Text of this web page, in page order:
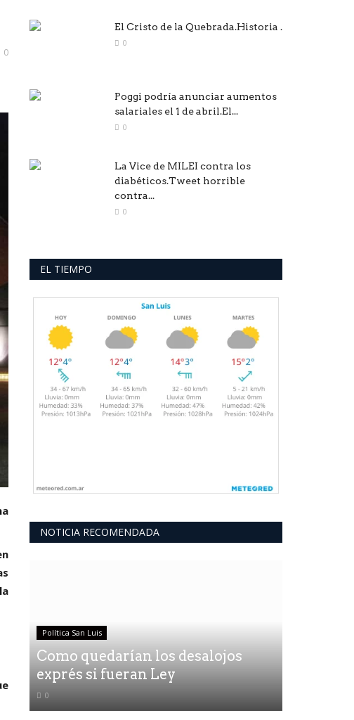
0
El Cristo de la Quebrada.Historia .
0
Poggi podría anunciar aumentos
salariales el 1 de abril.El...
0
La Vice de MILEI contra los
diabéticos.Tweet horrible
contra...
0
EL TIEMPO
NOTICIA RECOMENDADA
Política San Luis
Como quedarían los desalojos
exprés si fueran Ley
0